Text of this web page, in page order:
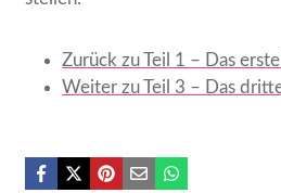
Zurück zu Teil 1 – Das
Weiter zu Teil 3 – Das